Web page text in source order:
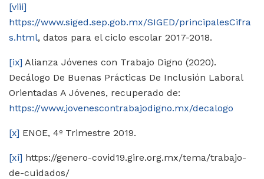
[viii]
https://www.siged.sep.gob.mx/SIGED/principalesCifra
s.html, datos para el ciclo escolar 2017-2018.
[ix] Alianza Jóvenes con Trabajo Digno (2020).
Decálogo De Buenas Prácticas De Inclusión Laboral
Orientadas A Jóvenes, recuperado de:
https://www.jovenescontrabajodigno.mx/decalogo
[x] ENOE, 4º Trimestre 2019.
[xi] https://genero-covid19.gire.org.mx/tema/trabajo-
de-cuidados/